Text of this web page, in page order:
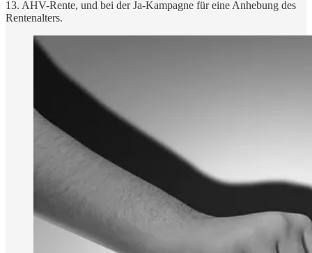
13. AHV-Rente, und bei der Ja-Kampagne für eine Anhebung des
Rentenalters.